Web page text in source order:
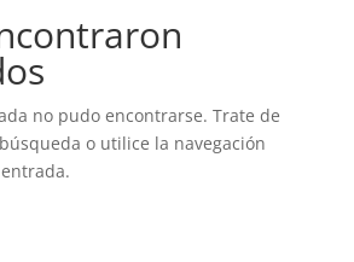
no pudo encontrarse. Trate de
o utilice la navegación